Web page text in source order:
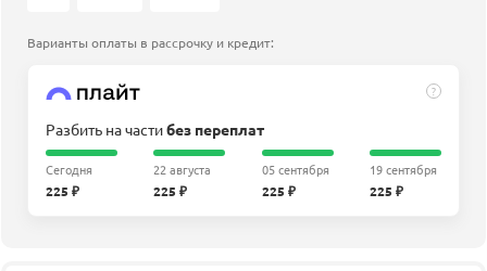
Варианты оплаты в рассрочку и кредит:
?
Разбить на частибез переплат
Сегодня
225 ₽
22 августа
225 ₽
05 сентября
225 ₽
19 сентября
225 ₽